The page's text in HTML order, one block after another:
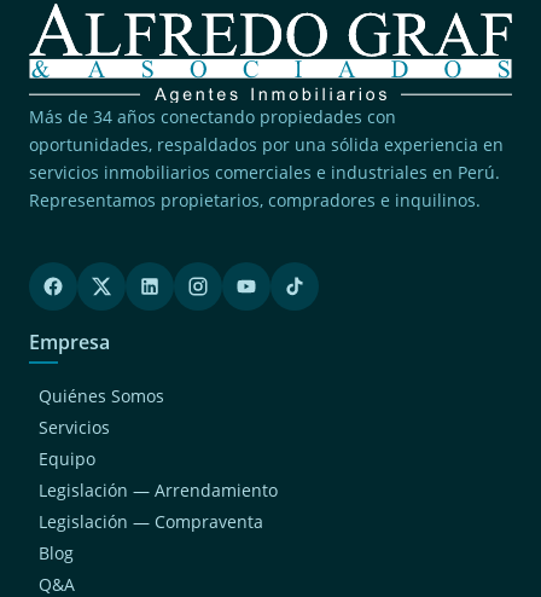
Más de 34 años conectando propiedades con
oportunidades, respaldados por una sólida experiencia en
servicios inmobiliarios comerciales e industriales en Perú.
Representamos propietarios, compradores e inquilinos.
Empresa
Quiénes Somos
Servicios
Equipo
Legislación — Arrendamiento
Legislación — Compraventa
Blog
Q&A